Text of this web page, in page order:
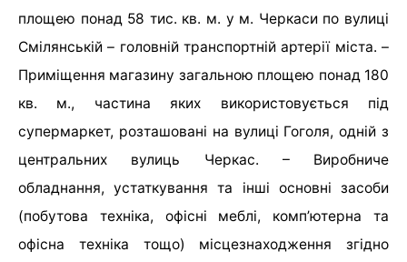
площею понад 58 тис. кв. м. у м. Черкаси по вулиці
Смілянській – головній транспортній артерії міста. –
Приміщення магазину загальною площею понад 180
кв. м., частина яких використовується під
супермаркет, розташовані на вулиці Гоголя, одній з
центральних вулиць Черкас. – Виробниче
обладнання, устаткування та інші основні засоби
(побутова техніка, офісні меблі, комп’ютерна та
офісна техніка тощо) місцезнаходження згідно